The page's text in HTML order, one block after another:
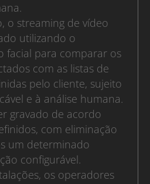
o streaming de vídeo
utilizando o
facial para comparar os
com as listas de
pelo cliente, sujeito
e à análise humana.
gravado de acordo
com eliminação
um determinado
configurável.
os operadores